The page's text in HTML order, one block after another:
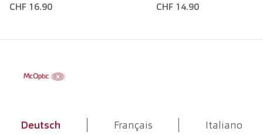
CHF 16.90
CHF 14.90
Deutsch Français Italiano